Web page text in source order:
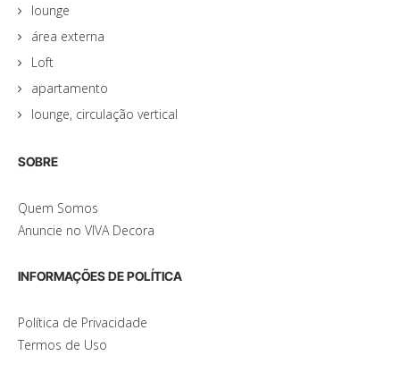
lounge
área externa
Loft
apartamento
lounge, circulação vertical
SOBRE
Quem Somos
Anuncie no VIVA Decora
INFORMAÇÕES DE POLÍTICA
Política de Privacidade
Termos de Uso